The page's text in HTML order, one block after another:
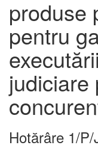
produse
pentru
judiciare
Hotărâre 1/